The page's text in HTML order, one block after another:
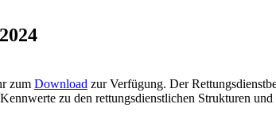
zum Download zur Verfügung. Der
zu den rettungsdienstlichen Strukturen